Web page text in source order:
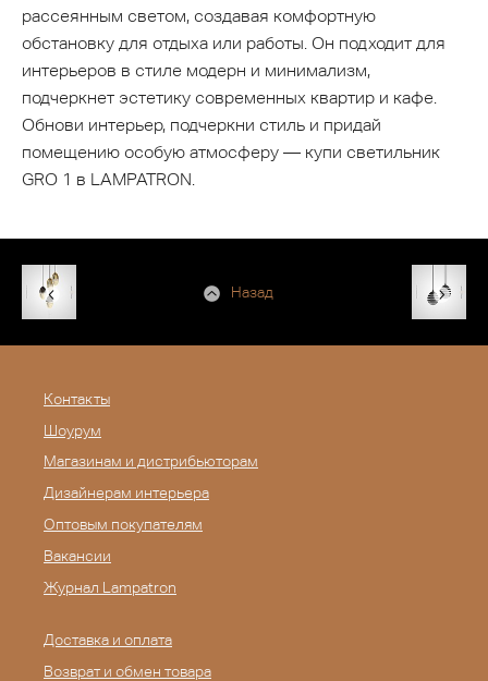
рассеянным светом, создавая комфортную
обстановку для отдыха или работы. Он подходит для
интерьеров в стиле модерн и минимализм,
подчеркнет эстетику современных квартир и кафе.
Обнови интерьер, подчеркни стиль и придай
помещению особую атмосферу — купи светильник
GRO 1 в LAMPATRON.
Назад
Контакты
Шоурум
Магазинам и дистрибьюторам
Дизайнерам интерьера
Оптовым покупателям
Вакансии
Журнал Lampatron
Доставка и оплата
Возврат и обмен товара